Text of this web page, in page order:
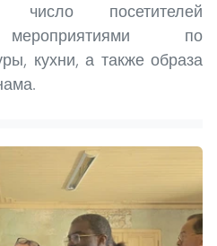
посетителей
мероприятиями по
кухни, а также образа